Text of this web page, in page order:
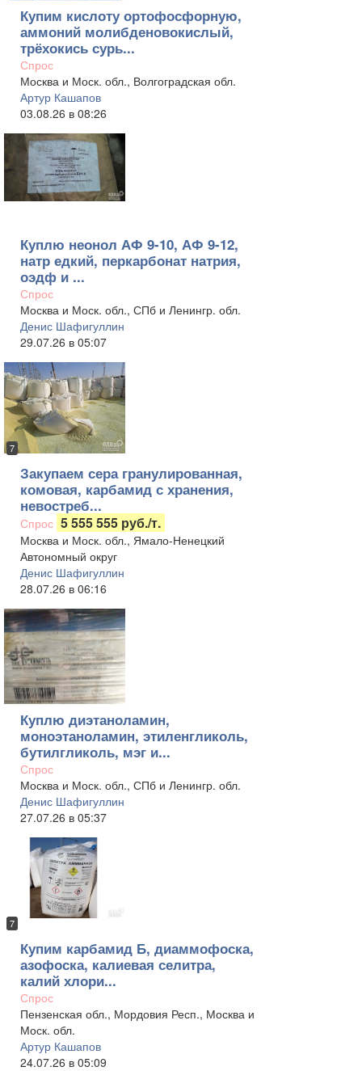
Купим кислоту ортофосфорную,
аммоний молибденовокислый,
трёхокись сурь...
Спрос
Москва и Моск. обл., Волгоградская обл.
Артур Кашапов
03.08.26 в 08:26
Куплю неонол АФ 9-10, АФ 9-12,
натр едкий, перкарбонат натрия,
оэдф и ...
Спрос
Москва и Моск. обл., СПб и Ленингр. обл.
Денис Шафигуллин
29.07.26 в 05:07
7
Закупаем сера гранулированная,
комовая, карбамид с хранения,
невостреб...
Спрос 5 555 555 руб./т.
Москва и Моск. обл., Ямало-Ненецкий
Автономный округ
Денис Шафигуллин
28.07.26 в 06:16
Куплю диэтаноламин,
моноэтаноламин, этиленгликоль,
бутилгликоль, мэг и...
Спрос
Москва и Моск. обл., СПб и Ленингр. обл.
Денис Шафигуллин
27.07.26 в 05:37
7
Купим карбамид Б, диаммофоска,
азофоска, калиевая селитра,
калий хлори...
Спрос
Пензенская обл., Мордовия Респ., Москва и
Моск. обл.
Артур Кашапов
24.07.26 в 05:09